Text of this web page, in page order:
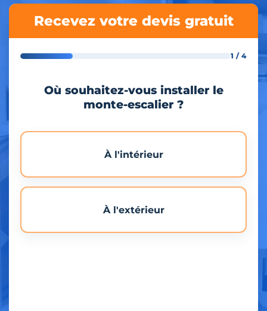
Recevez votre devis gratuit
1 / 4
Où souhaitez-vous installer le
monte-escalier ?
À l'intérieur
À l'extérieur